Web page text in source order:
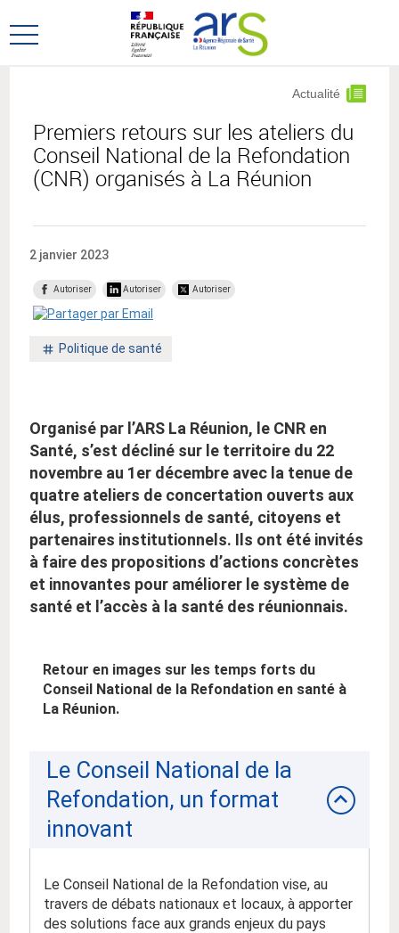
au
menu
au
contenu
Ouvrir
Premiers retours sur les ateliers du
Conseil National de la Refondation
(CNR) organisés à La Réunion
Actualité
2 janvier 2023
Autoriser Autoriser Autoriser
Mot
Politique de santé
Organisé par l’ARS La Réunion, le CNR en
Santé, s’est décliné sur le territoire du 22
novembre au 1er décembre avec la tenue de
quatre ateliers de concertation ouverts aux
élus, professionnels de santé, citoyens et
partenaires institutionnels. Ils ont été invités
à faire des propositions d’actions concrètes
et innovantes pour améliorer le système de
santé et l’accès à la santé des réunionnais.
Retour en images sur les temps forts du
Conseil National de la Refondation en santé à
La Réunion.
Le Conseil National de la
Refondation, un format
innovant
Le Conseil National de la Refondation vise, au
travers de débats nationaux et locaux, à apporter
des solutions face aux grands enjeux du pays